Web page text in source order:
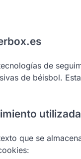
de
de béisbol.
que se